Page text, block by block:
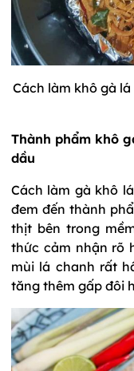
Cách làm khô gà
Thành phẩm khô
dầu
Cách làm gà khô
đem đến thành
thịt bên trong
thức cảm nhận rõ
mùi lá chanh rất
tăng thêm gấp đôi